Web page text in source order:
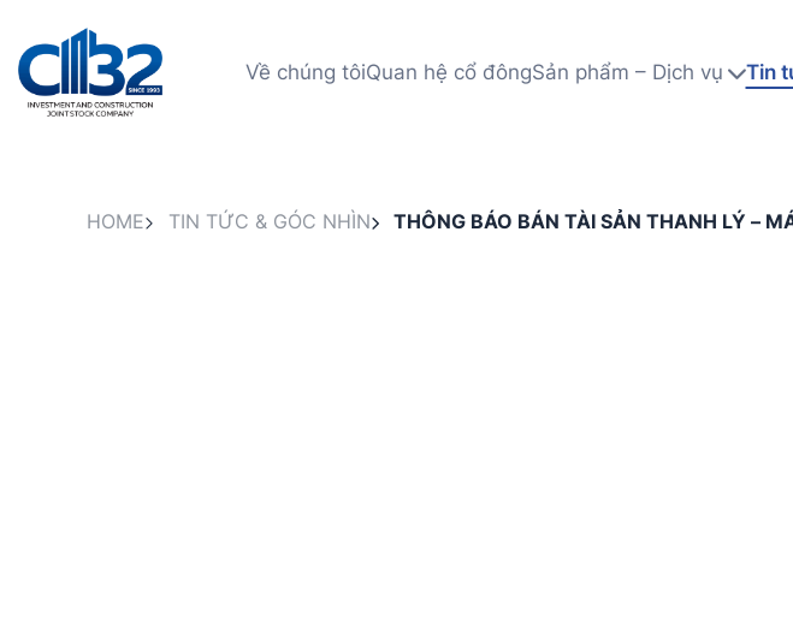
Về chúng tôiQuan hệ cổ đôngSản phẩm – Dịch vụ Tin
HOME TIN TỨC & GÓC NHÌN
THÔNG BÁO BÁN TÀI SẢN THANH LÝ –